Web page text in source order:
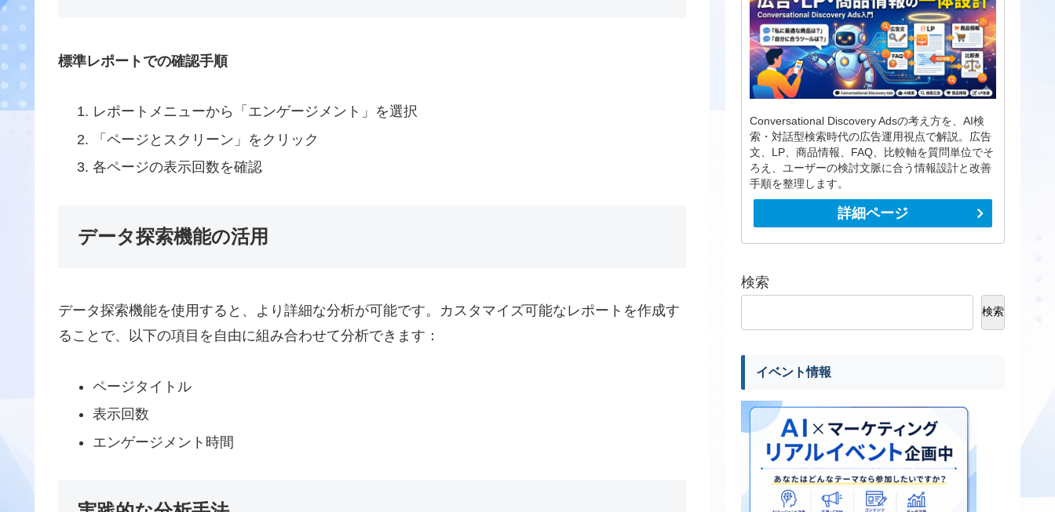
標準レポートでの確認手順
レポートメニューから「エンゲージメント」を選択
「ページとスクリーン」をクリック
各ページの表示回数を確認
データ探索機能の活用
データ探索機能を使用すると、より詳細な分析が可能です。カスタマイズ可能なレポートを作成す
ることで、以下の項目を自由に組み合わせて分析できます：
ページタイトル
表示回数
エンゲージメント時間
Conversational Discovery Adsの考え方を、AI検
索・対話型検索時代の広告運用視点で解説。広告
文、LP、商品情報、FAQ、比較軸を質問単位でそ
ろえ、ユーザーの検討文脈に合う情報設計と改善
手順を整理します。
詳細ページ
検索
検索
イベント情報